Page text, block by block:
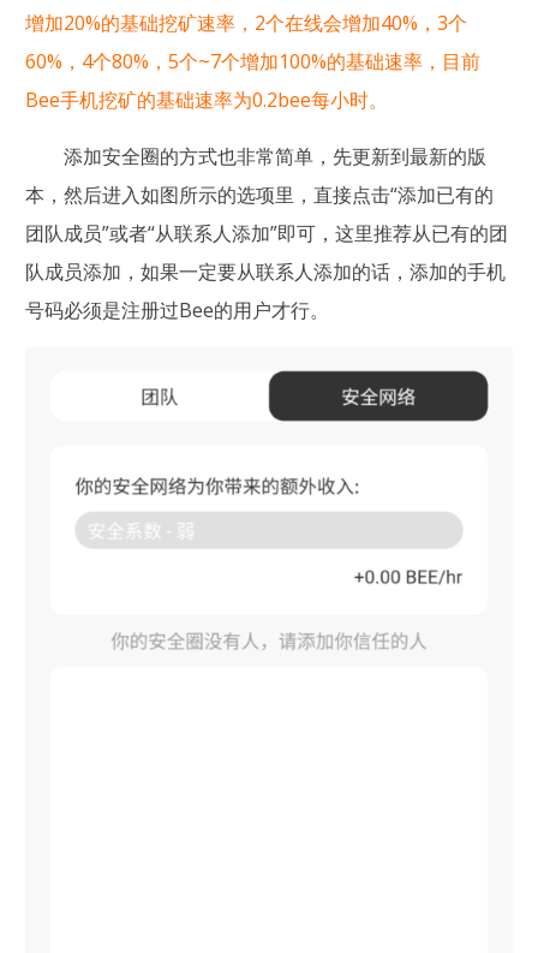
增加20%的基础挖矿速率，2个在线会增加40%，3个
60%，4个80%，5个~7个增加100%的基础速率，目前
Bee手机挖矿的基础速率为0.2bee每小时。
添加安全圈的方式也非常简单，先更新到最新的版
本，然后进入如图所示的选项里，直接点击“添加已有的
团队成员”或者“从联系人添加”即可，这里推荐从已有的团
队成员添加，如果一定要从联系人添加的话，添加的手机
号码必须是注册过Bee的用户才行。